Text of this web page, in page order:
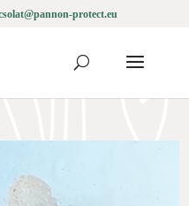
protect.eu